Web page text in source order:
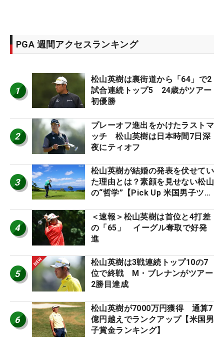
PGA 週間アクセスランキング
1
松山英樹は裏街道から「64」で2
試合連続トップ5 24歳がツアー
初優勝
2
プレーオフ進出をかけたラストマ
ッチ 松山英樹は日本時間7日深
夜にティオフ
3
松山英樹が結婚の発表を伏せてい
た理由とは？素顔を見せない松山
の“哲学”【Pick Up 米国男子ツア
4
＜速報＞松山英樹は首位と4打差
の「65」 イーグル奪取で好発
進
5
松山英樹は3戦連続トップ10の7
位で終戦 M・ブレナンがツアー
2勝目達成
6
松山英樹が7000万円獲得 通算7
億円越えでランクアップ【米国男
子賞金ランキング】